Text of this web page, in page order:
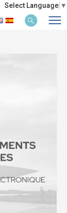
Select Language ▼